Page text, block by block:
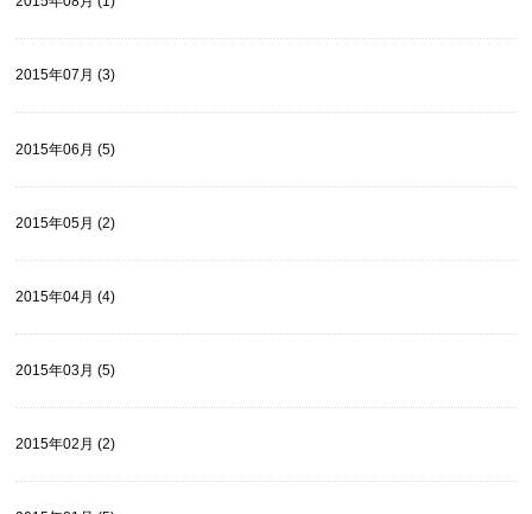
2015年07月 (3)
2015年06月 (5)
2015年05月 (2)
2015年04月 (4)
2015年03月 (5)
2015年02月 (2)